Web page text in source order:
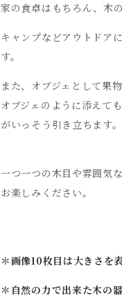
家の食卓はもちろん、木
キャンプなどアウトドア
す。
また、オブジェとして果
オブジェのように添えて
がいっそう引き立ちます。
一つ一つの木目や雰囲気
お楽しみください。
＊画像10枚目は大きさを
＊自然の力で出来た木の